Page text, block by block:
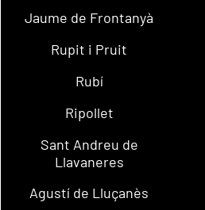
Jaume de Frontanyà
Rupit i Pruit
Rubí
Ripollet
Sant Andreu de
Llavaneres
Agustí de Lluçanès